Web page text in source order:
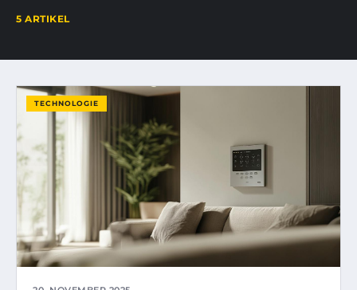
5 ARTIKEL
TECHNOLOGIE